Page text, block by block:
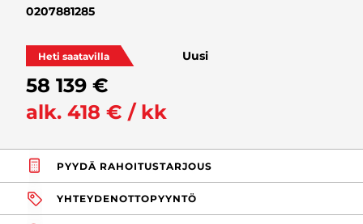
0207881285
Heti saatavilla Uusi
58 139 €
alk. 418 € / kk
PYYDÄ RAHOITUSTARJOUS
YHTEYDENOTTOPYYNTÖ